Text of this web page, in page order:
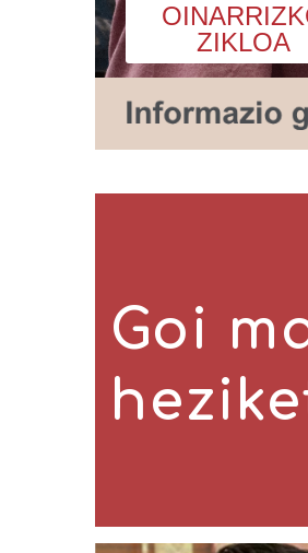
ZIKLOA
Goi